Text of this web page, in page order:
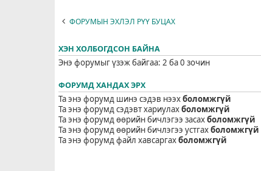
ФОРУМЫН ЭХЛЭЛ РҮҮ БУЦАХ
ХЭН ХОЛБОГДСОН БАЙНА
Энэ форумыг үзэж байгаа: 2 ба 0 зочин
ФОРУМД ХАНДАХ ЭРХ
Та энэ форумд шинэ сэдэв нээхболомжгүй
Та энэ форумд сэдэвт хариулахболомжгүй
Та энэ форумд өөрийн бичлэгээ засахболомжгүй
Та энэ форумд өөрийн бичлэгээ устгахболомжгүй
Та энэ форумд файл хавсаргахболомжгүй